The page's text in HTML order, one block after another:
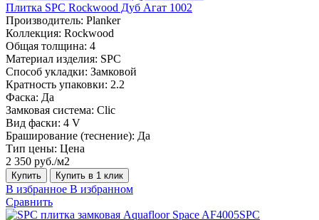
Плитка SPC Rockwood Дуб Агат 1002
Производитель: Planker
Коллекция: Rockwood
Общая толщина: 4
Материал изделия: SPC
Способ укладки: Замковой
Кратность упаковки: 2.2
Фаска: Да
Замковая система: Сlic
Вид фаски: 4 V
Браширование (теснение): Да
Тип цены: Цена
2 350 руб./м2
Купить Купить в 1 клик
В избранное В избранном
Сравнить